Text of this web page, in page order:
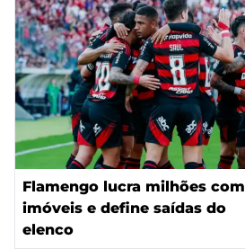
Flamengo lucra milhões com
imóveis e define saídas do
elenco